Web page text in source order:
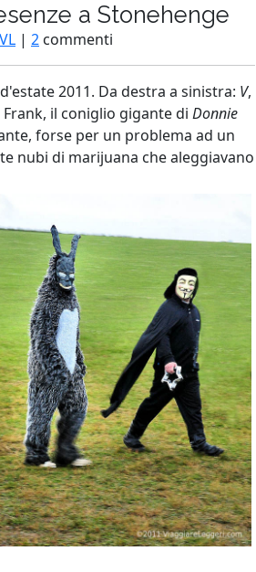
a Stonehenge
| 2 commenti
2011. Da destra a sinistra: V,
Frank, il coniglio gigante di Donnie
forse per un problema ad un
nubi di marijuana che aleggiavano